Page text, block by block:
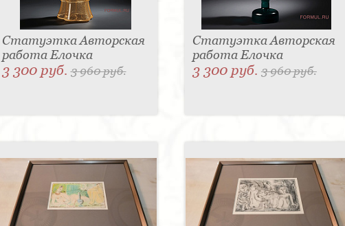
Статуэтка Авторская
работа Елочка
3 300 руб.3 960 руб.
Статуэтка Авторская
работа Елочка
3 300 руб. 3 960 руб.